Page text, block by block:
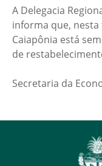
A Delegacia
informa que, nesta
Caiapônia está
de
Secretaria da